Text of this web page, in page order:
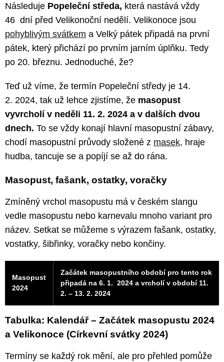
Následuje Popeleční středa, která nastává vždy
46 dní před Velikonoční nedělí. Velikonoce jsou
pohyblivým svátkem a Velký pátek připadá na první
pátek, který přichází po prvním jarním úplňku. Tedy
po 20. březnu. Jednoduché, že?
Teď už víme, že termín Popeleční středy je 14.
2. 2024, tak už lehce zjistíme, že masopust
vyvrcholí v neděli 11. 2. 2024 a v dalších dvou
dnech. To se vždy konají hlavní masopustní zábavy,
chodí masopustní průvody složené z masek, hraje
hudba, tancuje se a popíjí se až do rána.
Masopust, fašank, ostatky, voračky
Zmíněný vrchol masopustu má v českém slangu
vedle masopustu nebo karnevalu mnoho variant pro
název. Setkat se můžeme s výrazem fašank, ostatky,
vostatky, šibřinky, voračky nebo končiny.
Masopust
2024
Začátek masopustního období pro tento rok
připadá na 6. 1. 2024 a vrcholí v období 11.
2. – 13. 2. 2024
Tabulka: Kalendář – Začátek masopustu 2024
a Velikonoce (Církevní svátky 2024)
Termíny se každý rok mění, ale pro přehled pomůže